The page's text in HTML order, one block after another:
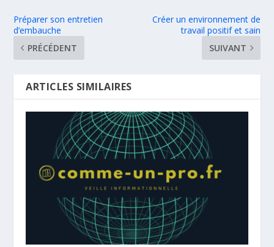
Préparer son entretien
d’embauche
PRÉCÉDENT
Créer un environnement de
travail positif et sain
SUIVANT
ARTICLES SIMILAIRES